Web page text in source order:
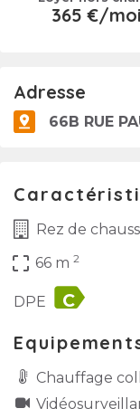
365 €/
Adresse
66B RUE
Rez de
crop_free 66 m 2
DPE label
Chauffage